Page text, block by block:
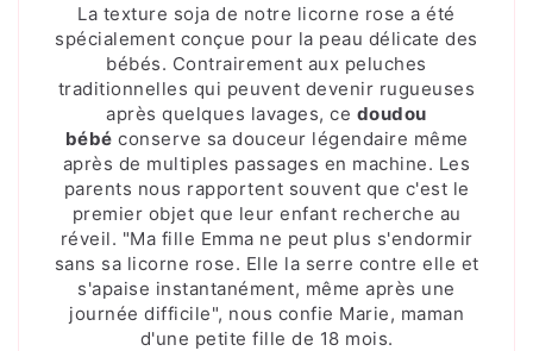
La texture soja de notre licorne rose a été
spécialement conçue pour la peau délicate des
bébés. Contrairement aux peluches
traditionnelles qui peuvent devenir rugueuses
après quelques lavages, ce doudou
bébé conserve sa douceur légendaire même
après de multiples passages en machine. Les
parents nous rapportent souvent que c'est le
premier objet que leur enfant recherche au
réveil. "Ma fille Emma ne peut plus s'endormir
sans sa licorne rose. Elle la serre contre elle et
s'apaise instantanément, même après une
journée difficile", nous confie Marie, maman
d'une petite fille de 18 mois.